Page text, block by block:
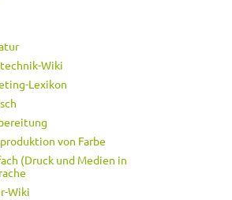
Wiki
Lexikon
von Farbe
(Druck und Medien in
Wiki